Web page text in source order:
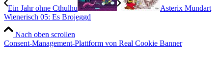
Ein Jahr ohne Cthulhu
Asterix Mundart
Wienerisch 05: Es Brojeggd
Nach oben scrollen
Consent-Management-Plattform von Real Cookie Banner